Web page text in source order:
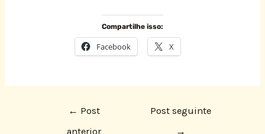
Compartilhe isso:
Facebook X
← Post
anterior
Post seguinte
→